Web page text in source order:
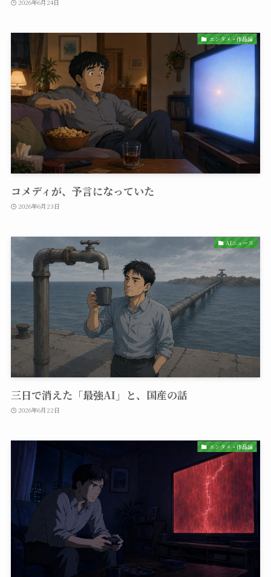
2026年6月24日
エンタメ・作品論
コメディが、予言になっていた
2026年6月23日
AIニュース
三日で消えた「最強AI」と、国産の話
2026年6月22日
エンタメ・作品論